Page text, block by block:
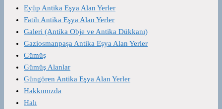
Eyüp Antika Eşya Alan Yerler
Fatih Antika Eşya Alan Yerler
Galeri (Antika Obje ve Antika Dükkanı)
Gaziosmanpaşa Antika Eşya Alan Yerler
Gümüş
Gümüş Alanlar
Güngören Antika Eşya Alan Yerler
Hakkımızda
Halı